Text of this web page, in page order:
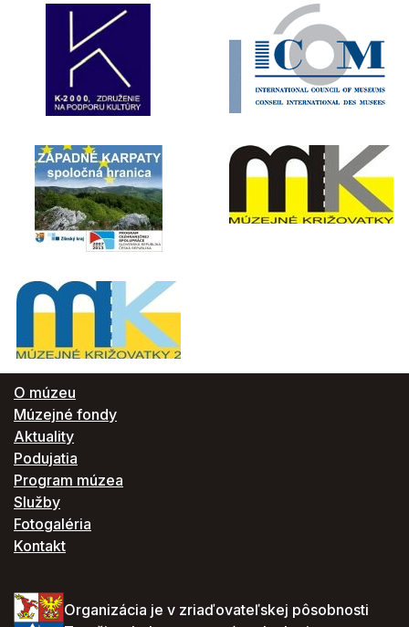
O múzeu
Múzejné fondy
Aktuality
Podujatia
Program múzea
Služby
Fotogaléria
Kontakt
Organizácia je v zriaďovateľskej pôsobnosti